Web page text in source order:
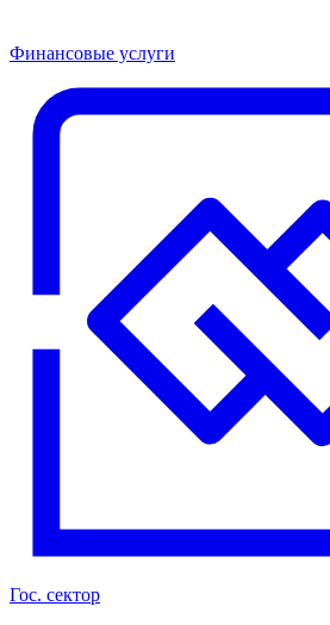
Финансовые услуги
Гос. сектор